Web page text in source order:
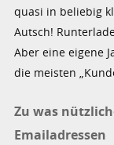
quasi in beliebig
Autsch!
Aber eine eigene
die meisten
Zu was
Emailadressen